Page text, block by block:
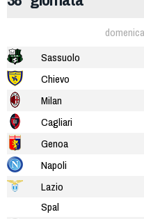
Sassuolo
Chievo
Milan
Cagliari
Genoa
Napoli
Lazio
Spal